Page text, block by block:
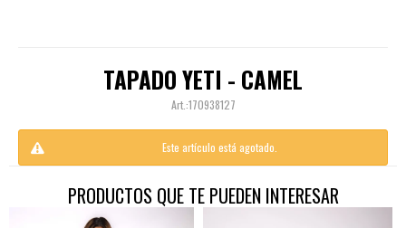
TAPADO YETI - CAMEL
170938127
Este artículo está agotado.
PRODUCTOS QUE TE PUEDEN INTERESAR